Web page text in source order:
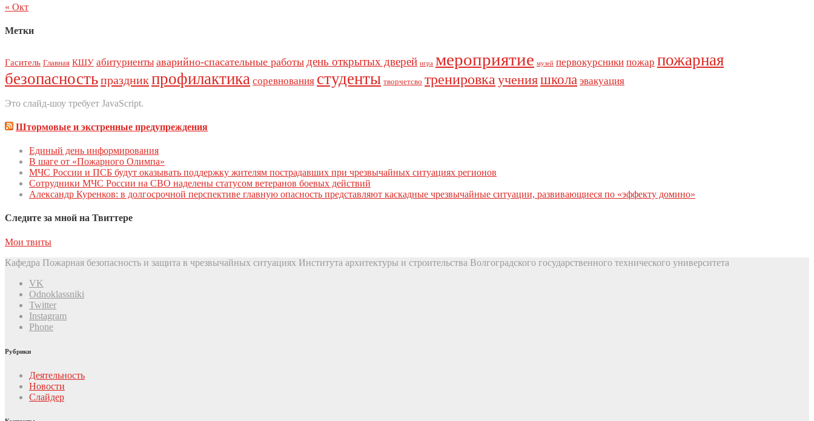
« Окт
Метки
Гаситель Главная КШУ абитуриенты аварийно-спасательные работы день открытых дверей игра мероприятие музей первокурсники пожар пожарная
безопасностьпраздникпрофилактика соревнования студенты творчетсво тренировка ученияшкола эвакуация
Это слайд-шоу требует JavaScript.
Штормовые и экстренные предупреждения
Единый день инфoрмирoвания
В шаге от «Пожарного Олимпа»
МЧС России и ПСБ будут оказывать поддержку жителям пострадавших при чрезвычайных ситуациях регионов
Сотрудники МЧС России на СВО наделены статусом ветеранов боевых действий
Александр Куренков: в долгосрочной перспективе главную опасность представляют каскадные чрезвычайные ситуации, развивающиеся по «эффекту домино»
Следите за мной на Твиттере
Мои твиты
Кафедра Пожарная безопасность и защита в чрезвычайных ситуациях Института архитектуры и строительства Волгоградского государственного технического университета
VK
Odnoklassniki
Twitter
Instagram
Phone
Рубрики
Деятельность
Новости
Слайдер